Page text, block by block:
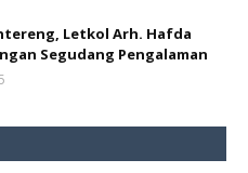
Letkol Arh. Hafda
Segudang Pengalaman